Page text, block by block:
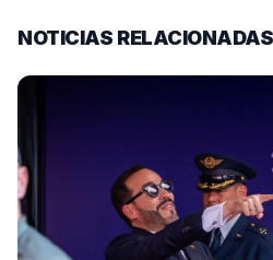
NOTICIAS RELACIONADAS